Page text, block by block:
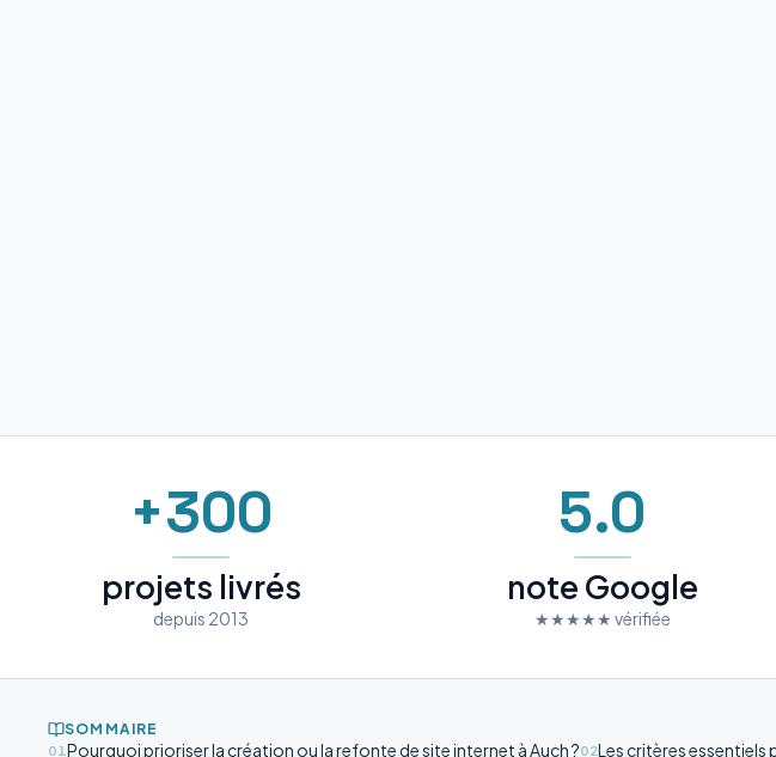
+300
projets livrés
depuis 2013
5.0
note Google
★★★★★ vérifiée
SOMMAIRE
01Pourquoi prioriser la création ou la refonte de site internet à Auch ?02Les critères essentiels